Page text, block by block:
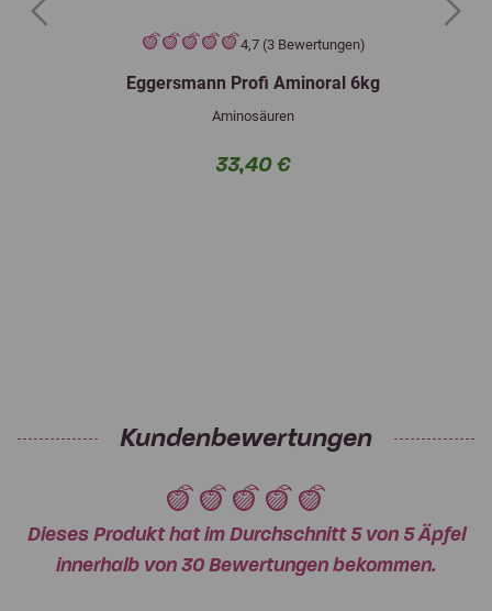
4,7 (3 Bewertungen)
Eggersmann Profi Aminoral 6kg
Aminosäuren
33,40 €
Previous Next
Kundenbewertungen
Dieses Produkt hat im Durchschnitt 5 von 5 Äpfel
innerhalb von 30 Bewertungen bekommen.